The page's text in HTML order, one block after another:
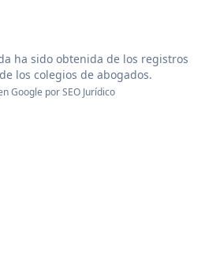
ha sido obtenida de los registros
los colegios de abogados.
Google porSEO Jurídico